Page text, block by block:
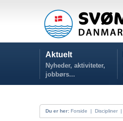
Aktuelt
Nyheder, aktiviteter,
jobbørs...
Du er her: Forside | Discipliner |